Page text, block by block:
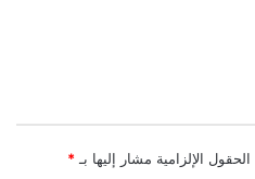
الحقول الإلزامية مشار إليها بـ *